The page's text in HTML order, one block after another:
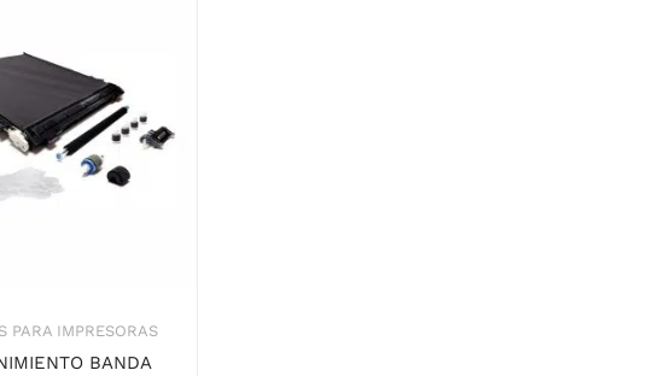
PARA IMPRESORAS
BANDA